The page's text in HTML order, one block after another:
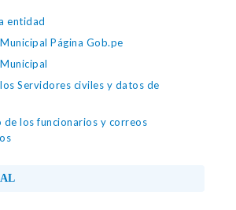
entidad
Página Gob.pe
Servidores civiles y datos de
los funcionarios y correos